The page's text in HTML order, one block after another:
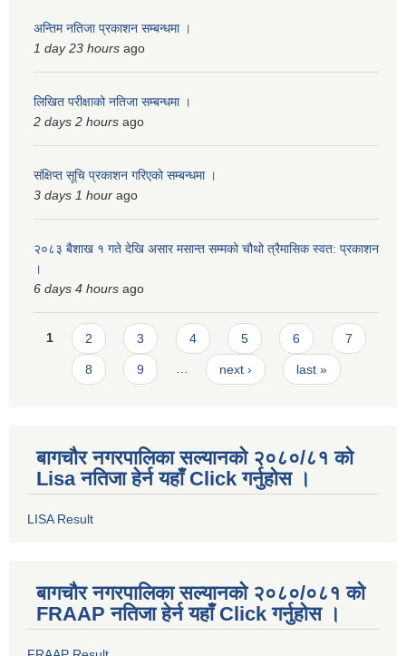
अन्तिम नतिजा प्रकाशन सम्बन्धमा ।
1 day 23 hours ago
लिखित परीक्षाको नतिजा सम्बन्धमा ।
2 days 2 hours ago
संक्षिप्त सूचि प्रकाशन गरिएको सम्बन्धमा ।
3 days 1 hour ago
२०८३ बैशाख १ गते देखि असार मसान्त सम्मको चौथो त्रैमासिक स्वत: प्रकाशन
।
6 days 4 hours ago
Pages
1 2 3 4 5 6 7
8 9 … next › last »
बागचौर नगरपालिका सल्यानको २०८०/८१ को
Lisa नतिजा हेर्न यहाँ Click गर्नुहोस ।
LISA Result
बागचौर नगरपालिका सल्यानको २०८०/०८१ को
FRAAP नतिजा हेर्न यहाँ Click गर्नुहोस ।